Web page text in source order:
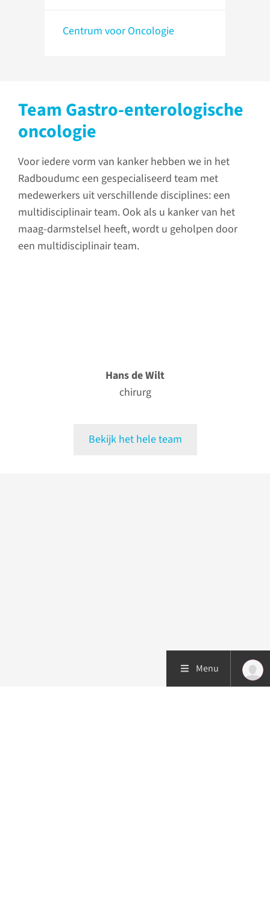
Centrum voor Oncologie
Team Gastro-enterologische
oncologie
Voor iedere vorm van kanker hebben we in het
Radboudumc een gespecialiseerd team met
medewerkers uit verschillende disciplines: een
multidisciplinair team. Ook als u kanker van het
maag-darmstelsel heeft, wordt u geholpen door
een multidisciplinair team.
Hans de Wilt
chirurg
Bekijk het hele team
Menu